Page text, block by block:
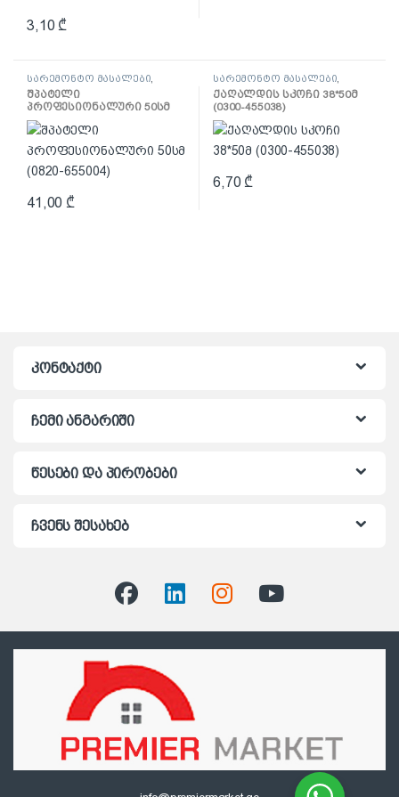
3,10 ₾
სარემონტო მასალები
შპატელი, საპრიალებელი,
ქაფჩა
შპატელი
პროფესიონალური 50სმ
(0820-655004)
41,00 ₾
სარემონტო მასალები
ლენტი
ქაღალდის სკოჩი 38*50მ
(0300-455038)
6,70 ₾
კონტაქტი
ჩემი ანგარიში
წესები და პირობები
ჩვენს შესახებ